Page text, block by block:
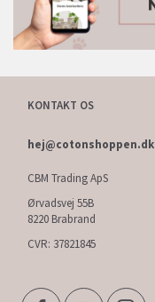
KONTAKT OS
hej@cotonshoppen.dk
CBM Trading ApS
Ørvadsvej 55B
8220 Brabrand
CVR: 37821845